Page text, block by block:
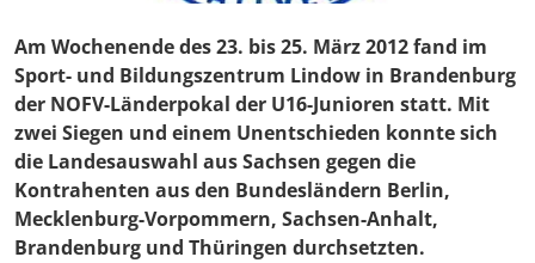
Am Wochenende des 23. bis 25. März 2012 fand im
Sport- und Bildungszentrum Lindow in Brandenburg
der NOFV-Länderpokal der U16-Junioren statt. Mit
zwei Siegen und einem Unentschieden konnte sich
die Landesauswahl aus Sachsen gegen die
Kontrahenten aus den Bundesländern Berlin,
Mecklenburg-Vorpommern, Sachsen-Anhalt,
Brandenburg und Thüringen durchsetzten.